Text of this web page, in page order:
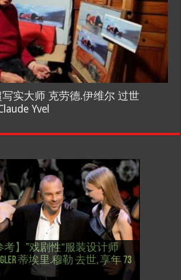
写实大师 克劳德.伊维尔 过世
Yvel
】俄罗斯：2022 红场阅兵
Day
考】”戏剧性“服装设计师
蒂埃里.穆勒 去世, 享年 73
】海湖庄园: Xi & Trump 内幕
】1937年的毕加索, 海明威,
– La fin de l’innocence (2/2)
】1937年的毕加索, 海明威,
– La fin de l’innocence (1/2)
】1961年4月12日 尤里·加加
“太空人”